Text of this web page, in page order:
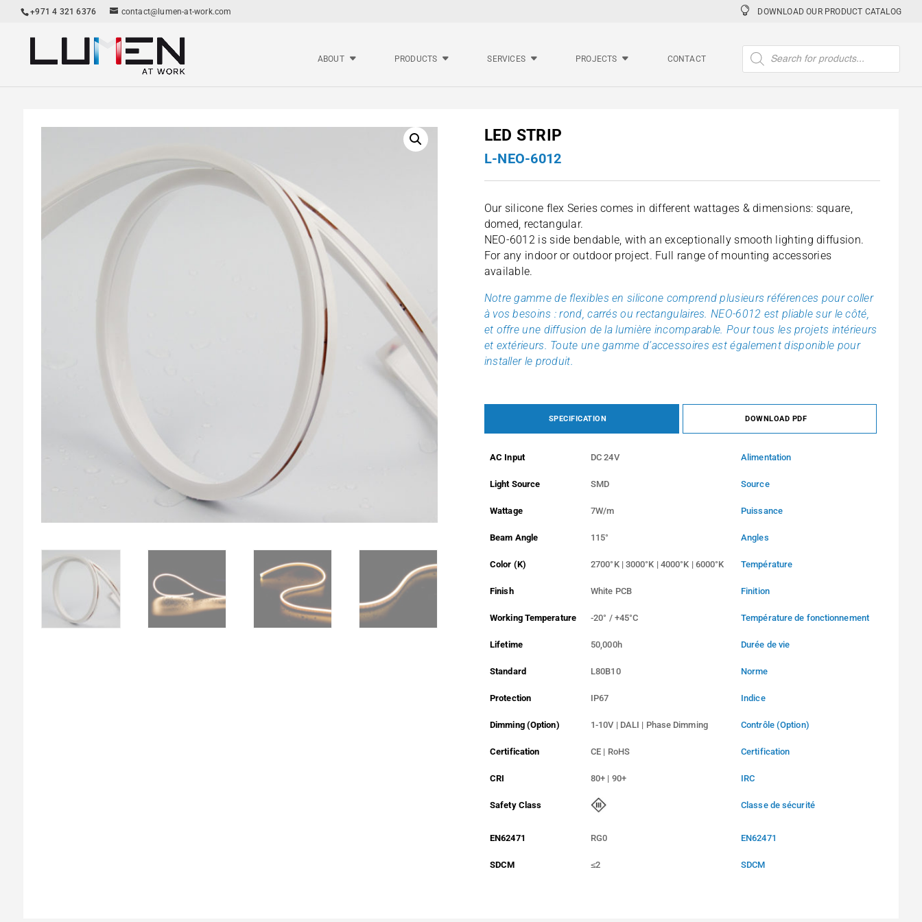
+971 4 321 6376 contact@lumen-at-work.com DOWNLOAD OUR PRODUCT CATALOG
ABOUT PRODUCTS SERVICES PROJECTS CONTACT
Products
search
LED STRIP
L-NEO-6012
Our silicone flex Series comes in different wattages & dimensions: square,
domed, rectangular.
NEO-6012 is side bendable, with an exceptionally smooth lighting diffusion.
For any indoor or outdoor project. Full range of mounting accessories
available.
Notre gamme de flexibles en silicone comprend plusieurs références pour coller
à vos besoins : rond, carrés ou rectangulaires. NEO-6012 est pliable sur le côté,
et offre une diffusion de la lumière incomparable. Pour tous les projets intérieurs
et extérieurs. Toute une gamme d’accessoires est également disponible pour
installer le produit.
SPECIFICATION DOWNLOAD PDF
AC Input DC 24V Alimentation
Light Source SMD Source
Wattage 7W/m Puissance
Beam Angle 115° Angles
Color (K) 2700°K | 3000°K | 4000°K | 6000°K Température
Finish White PCB Finition
Working Temperature -20° / +45°C Température de fonctionnement
Lifetime 50,000h Durée de vie
Standard L80B10 Norme
Protection IP67 Indice
Dimming (Option) 1-10V | DALI | Phase Dimming Contrôle (Option)
Certification CE | RoHS Certification
CRI 80+ | 90+ IRC
Safety Class Classe de sécurité
EN62471 RG0 EN62471
SDCM ≤2 SDCM